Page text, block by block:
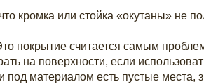
кромка или стойка «окутаны» не
покрытие считается самым
на поверхности, если
материалом есть пустые места,